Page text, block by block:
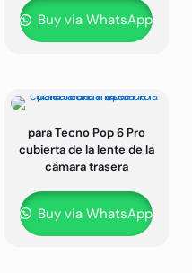
Buy via WhatsApp
para Tecno Pop 6 Pro
cubierta de la lente de la
cámara trasera
Buy via WhatsApp